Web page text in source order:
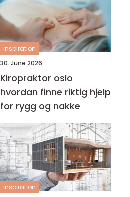
inspiration
30. June 2026
Kiropraktor oslo
hvordan finne riktig hjelp
for rygg og nakke
inspiration